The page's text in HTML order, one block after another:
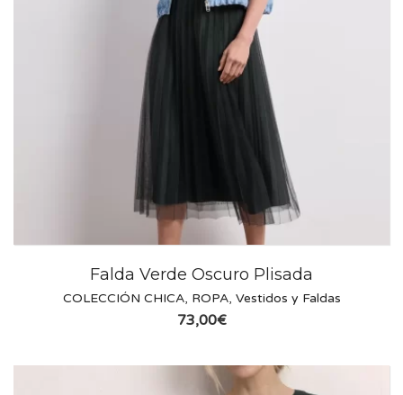
Falda Verde Oscuro Plisada
COLECCIÓN CHICA, ROPA, Vestidos y Faldas
73,00€